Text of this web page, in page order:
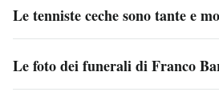
Le tenniste ceche sono tante e
Le foto dei funerali di Franco